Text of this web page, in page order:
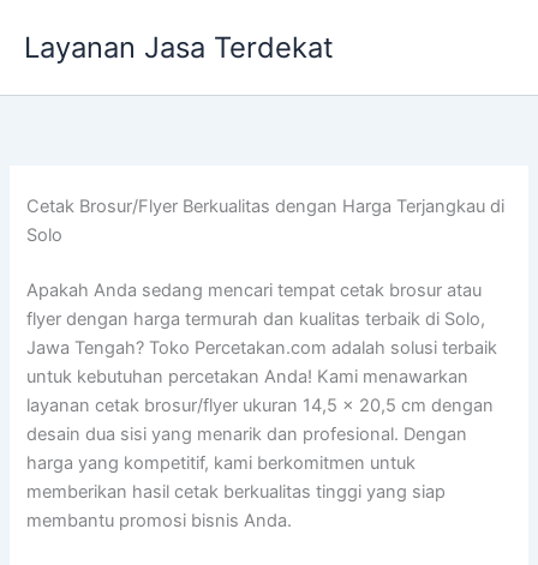
Layanan Jasa Terdekat
Cetak Brosur/Flyer Berkualitas dengan Harga Terjangkau di
Solo
Apakah Anda sedang mencari tempat cetak brosur atau
flyer dengan harga termurah dan kualitas terbaik di Solo,
Jawa Tengah? Toko Percetakan.com adalah solusi terbaik
untuk kebutuhan percetakan Anda! Kami menawarkan
layanan cetak brosur/flyer ukuran 14,5 x 20,5 cm dengan
desain dua sisi yang menarik dan profesional. Dengan
harga yang kompetitif, kami berkomitmen untuk
memberikan hasil cetak berkualitas tinggi yang siap
membantu promosi bisnis Anda.